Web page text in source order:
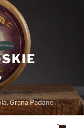
Grana Padano